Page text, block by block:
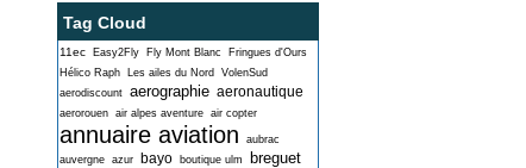
Tag Cloud
11ec Easy2Fly Fly Mont Blanc
Fringues d'Ours
Hélico Raph
Les ailes du Nord
VolenSud
aerodiscount aerographie aeronautique
aerorouen air alpes aventure air copter
annuaire aviation
aubrac
auvergne azur bayo boutique ulm breguet